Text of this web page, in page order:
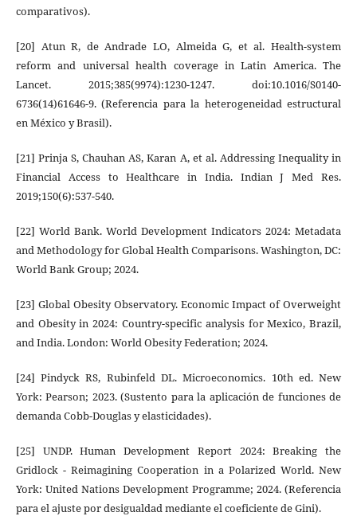
comparativos).
[20] Atun R, de Andrade LO, Almeida G, et al. Health-system
reform and universal health coverage in Latin America. The
Lancet. 2015;385(9974):1230-1247. doi:10.1016/S0140-
6736(14)61646-9. (Referencia para la heterogeneidad estructural
en México y Brasil).
[21] Prinja S, Chauhan AS, Karan A, et al. Addressing Inequality in
Financial Access to Healthcare in India. Indian J Med Res.
2019;150(6):537-540.
[22] World Bank. World Development Indicators 2024: Metadata
and Methodology for Global Health Comparisons. Washington, DC:
World Bank Group; 2024.
[23] Global Obesity Observatory. Economic Impact of Overweight
and Obesity in 2024: Country-specific analysis for Mexico, Brazil,
and India. London: World Obesity Federation; 2024.
[24] Pindyck RS, Rubinfeld DL. Microeconomics. 10th ed. New
York: Pearson; 2023. (Sustento para la aplicación de funciones de
demanda Cobb-Douglas y elasticidades).
[25] UNDP. Human Development Report 2024: Breaking the
Gridlock - Reimagining Cooperation in a Polarized World. New
York: United Nations Development Programme; 2024. (Referencia
para el ajuste por desigualdad mediante el coeficiente de Gini).